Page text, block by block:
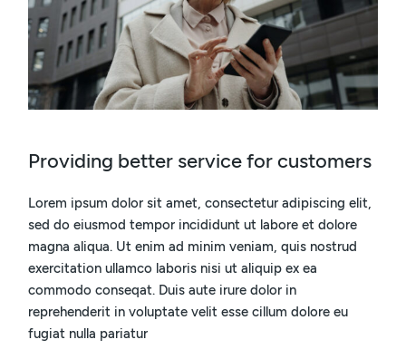
Providing better service for customers
Lorem ipsum dolor sit amet, consectetur adipiscing elit,
sed do eiusmod tempor incididunt ut labore et dolore
magna aliqua. Ut enim ad minim veniam, quis nostrud
exercitation ullamco laboris nisi ut aliquip ex ea
commodo conseqat. Duis aute irure dolor in
reprehenderit in voluptate velit esse cillum dolore eu
fugiat nulla pariatur